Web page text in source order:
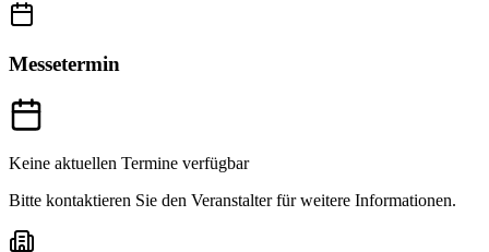
Messetermin
Keine aktuellen Termine verfügbar
Bitte kontaktieren Sie den Veranstalter für weitere Informationen.